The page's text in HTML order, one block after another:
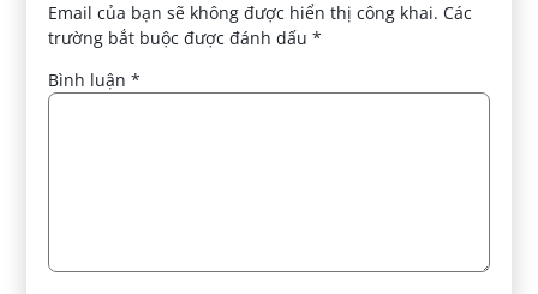
Email của bạn sẽ không được hiển thị công khai. Các
trường bắt buộc được đánh dấu*
Bình luận*